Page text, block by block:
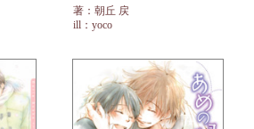
著：朝丘 戻
ill：yoco